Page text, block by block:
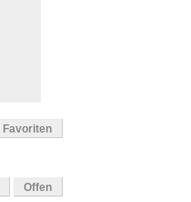
Favoriten
Offen